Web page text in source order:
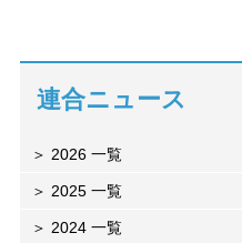
連合ニュース
2026 一覧
2025 一覧
2024 一覧